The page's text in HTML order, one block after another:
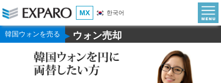
MX 한국어
韓国ウォンを売る ▶ウォン売却